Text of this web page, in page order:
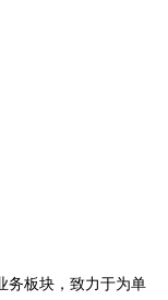
务板块，致力于为单